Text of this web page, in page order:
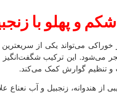
خوراکی می‌تواند یکی از
می‌شود. این ترکیب
و تنظیم گوارش کمک می‌کند.
از هندوانه، زنجبیل و آب